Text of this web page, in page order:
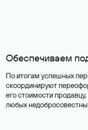
Обеспечиваем
По итогам успешных
скоординируют
его стоимости
любых